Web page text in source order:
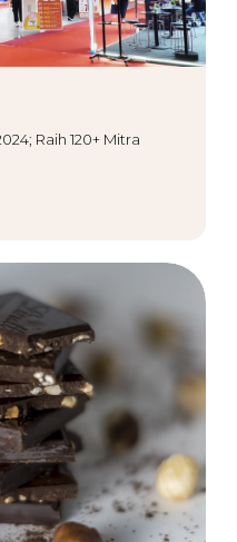
Raih 120+ Mitra